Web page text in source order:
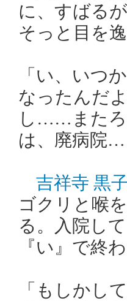
に、すばる
そっと目を
「い、いつ
なったんだ
し……また
は、廃病
吉祥寺 黒
ゴクリと喉
る。入院し
『い』で終
「もしかし